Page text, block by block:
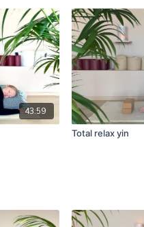
43:59
Total relax yin